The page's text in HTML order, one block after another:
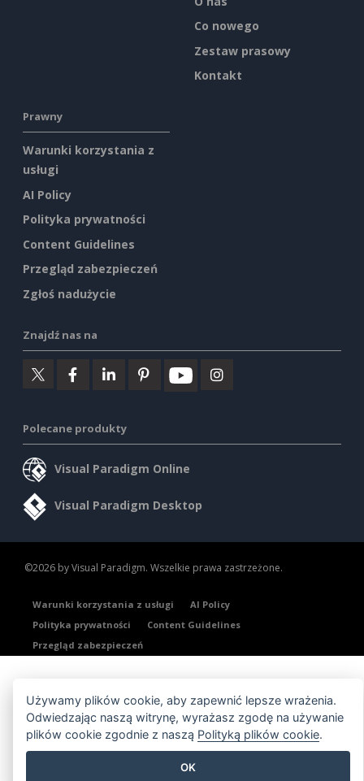
Co nowego
Zestaw prasowy
Kontakt
Prawny
Warunki korzystania z
usługi
AI Policy
Polityka prywatności
Content Guidelines
Przegląd zabezpieczeń
Zgłoś nadużycie
Znajdź nas na
Polecane produkty
Visual Paradigm Online
Visual Paradigm Desktop
©2026 by Visual Paradigm. Wszelkie prawa zastrzeżone.
Warunki korzystania z usługi
AI Policy
Polityka prywatności
Content Guidelines
Przegląd zabezpieczeń
Używamy plików cookie, aby zapewnić lepsze wrażenia.
Odwiedzając naszą witrynę, wyrażasz zgodę na używanie
plików cookie zgodnie z naszą Polityką plików cookie.
OK